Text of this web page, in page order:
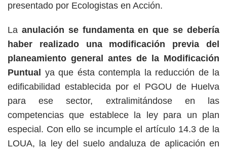
presentado por Ecologistas en Acción.
La anulación se fundamenta en que se debería
haber realizado una modificación previa del
planeamiento general antes de la Modificación
Puntual ya que ésta contempla la reducción de la
edificabilidad establecida por el PGOU de Huelva
para ese sector, extralimitándose en las
competencias que establece la ley para un plan
especial. Con ello se incumple el artículo 14.3 de la
LOUA, la ley del suelo andaluza de aplicación en